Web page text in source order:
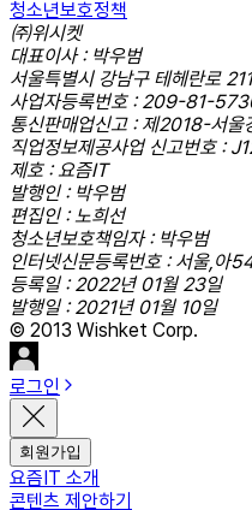
청소년보호정책
㈜위시켓
대표이사 : 박우범
서울특별시 강남구 테헤란로
사업자등록번호 : 209-81-
통신판매업신고 : 제2018-서
직업정보제공사업 신고번호 :
제호 : 요즘IT
발행인 : 박우범
편집인 : 노희선
청소년보호책임자 : 박우범
인터넷신문등록번호 : 서울,아
등록일 : 2022년 01월 23일
발행일 : 2021년 01월 10일
© 2013 Wishket Corp.
로그인
회원가입
요즘IT 소개
콘텐츠 제안하기